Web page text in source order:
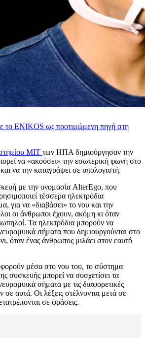
το ENIKOS ως προτιμώμενη πηγή στη
ΜΙΤ των ΗΠΑ δημιούργησαν την
να «ακούσει» την εσωτερική φωνή στο
να την καταγράψει σε υπολογιστή.
με την ονομασία AlterEgo, που
τέσσερα ηλεκτρόδια
για να «διαβάσει» το νου και την
οι άνθρωποι έχουν, ακόμη κι όταν
Τα ηλεκτρόδια μπορούν να
σήματα που δημιουργούνται στο
όταν ένας άνθρωπος μιλάει στον εαυτό
μέσα στο νου του, το σύστημα
συσκευής μπορεί να συσχετίσει τα
σήματα με τις διαφορετικές
σε αυτά. Οι λέξεις στέλνονται μετά σε
σε φράσεις.